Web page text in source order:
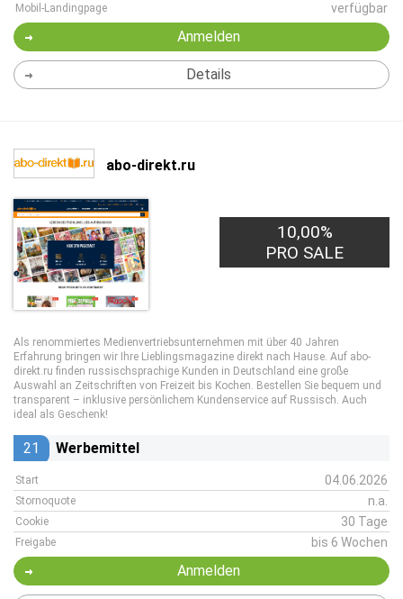
Mobil-Landingpage verfügbar
Anmelden
Details
abo-direkt.ru
10,00%
PRO SALE
Als renommiertes Medienvertriebsunternehmen mit über 40 Jahren
Erfahrung bringen wir Ihre Lieblingsmagazine direkt nach Hause. Auf abo-
direkt.ru finden russischsprachige Kunden in Deutschland eine große
Auswahl an Zeitschriften von Freizeit bis Kochen. Bestellen Sie bequem und
transparent – inklusive persönlichem Kundenservice auf Russisch. Auch
ideal als Geschenk!
21 Werbemittel
Start 04.06.2026
Stornoquote n.a.
Cookie 30 Tage
Freigabe bis 6 Wochen
Anmelden